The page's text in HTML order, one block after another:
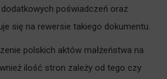
poświadczeń oraz
się na rewersie takiego dokumentu.
polskich aktów małżeństwa na
ilość stron zależy od tego czy